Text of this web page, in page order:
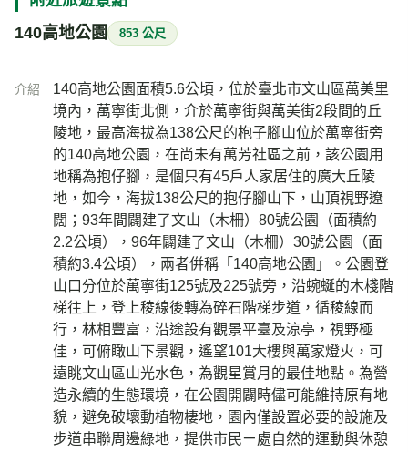
140高地公園 853 公尺
介紹
140高地公園面積5.6公頃，位於臺北市文山區萬美里
境內，萬寧街北側，介於萬寧街與萬美街2段間的丘
陵地，最高海拔為138公尺的枹子腳山位於萬寧街旁
的140高地公園，在尚未有萬芳社區之前，該公園用
地稱為抱仔腳，是個只有45戶人家居住的廣大丘陵
地，如今，海拔138公尺的抱仔腳山下，山頂視野遼
闊；93年間闢建了文山（木柵）80號公園（面積約
2.2公頃），96年闢建了文山（木柵）30號公園（面
積約3.4公頃），兩者倂稱「140高地公園」。公園登
山口分位於萬寧街125號及225號旁，沿蜿蜒的木棧階
梯往上，登上稜線後轉為碎石階梯步道，循稜線而
行，林相豐富，沿途設有觀景平臺及涼亭，視野極
佳，可俯瞰山下景觀，遙望101大樓與萬家燈火，可
遠眺文山區山光水色，為觀星賞月的最佳地點。為營
造永續的生態環境，在公園開闢時儘可能維持原有地
貌，避免破壞動植物棲地，園內僅設置必要的設施及
步道串聯周邊綠地，提供市民ㄧ處自然的運動與休憩